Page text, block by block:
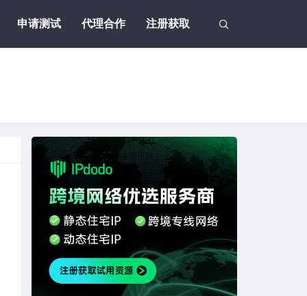
申请测试 代理合作 注册获取